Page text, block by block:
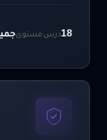
18درس مستوى